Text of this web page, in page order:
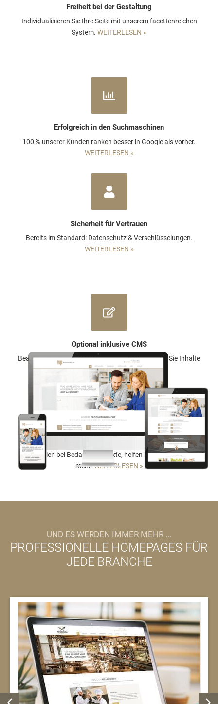
Freiheit bei der Gestaltung
Individualisieren Sie Ihre Seite mit unserem facettenreichen
System. WEITERLESEN »
Erfolgreich in den Suchmaschinen
100 % unserer Kunden ranken besser in Google als vorher.
WEITERLESEN »
Sicherheit für Vertrauen
Bereits im Standard: Datenschutz & Verschlüsselungen.
WEITERLESEN »
Optional inklusive CMS
Beauftragen Sie uns mit Änderungen oder pflegen Sie Inhalte
selbst.WEITERLESEN »
Auf Wunsch mit Full-Service
Wir erstellen bei Bedarf auch Texte, helfen bei der Befüllung &
mehr.WEITERLESEN »
UND ES WERDEN IMMER MEHR ...
PROFESSIONELLE HOMEPAGES FÜR
JEDE BRANCHE